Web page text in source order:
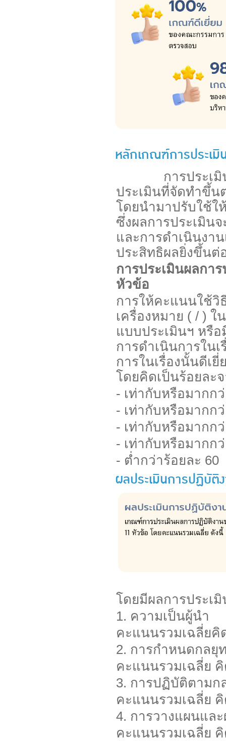
หลักเกณฑ์การประ
การประเมินผล
ประเมินที่จัดทำขึ้น
โดยนำมาปรับใช้ใ
ซึ่งผลการประเมิ
และการดำเนินงา
ประสิทธิผลยิ่งขึ้นต่
การประเมินผลกา
หัวข้อ
การให้คะแนนใช้
เครื่องหมาย ( / ) ใ
แบบประเมินฯ หรื
การดำเนินการใน
การในเรื่องนั้นดี
โดยคิดเป็นร้อยละ
- เท่ากับหรือมาก
- เท่ากับหรือมา
- เท่ากับหรือมา
- เท่ากับหรือมาก
- ต่ำกว่าร้อย
ผลประเมินการปฏิบัติ
โดยมีผลการประเ
1. ความเป็นผู้นำ
คะแนนรวมเฉลี่ยคิ
2. การกำหนดกลยุ
คะแนนรวมเฉลี่ย
3. การปฏิบัติตามก
คะแนนรวมเฉลี่ย
4. การวางแผนแล
คะแนนรวมเฉลี่ย